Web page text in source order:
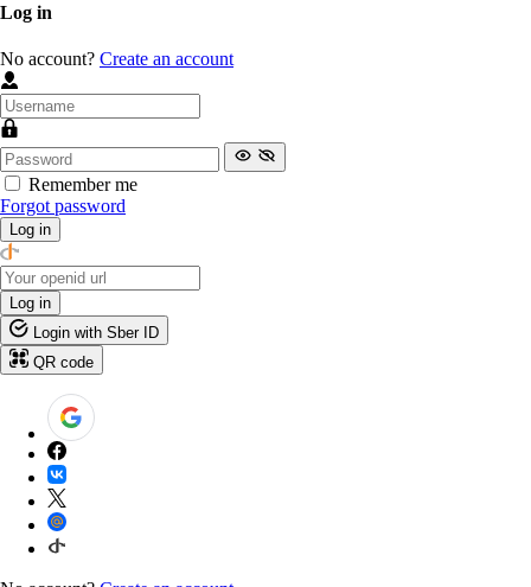
Log in
No account? Create an account
Remember me
Forgot password
Log in
Log in
Login with Sber ID
QR code